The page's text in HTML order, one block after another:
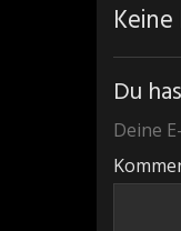
Du
Deine